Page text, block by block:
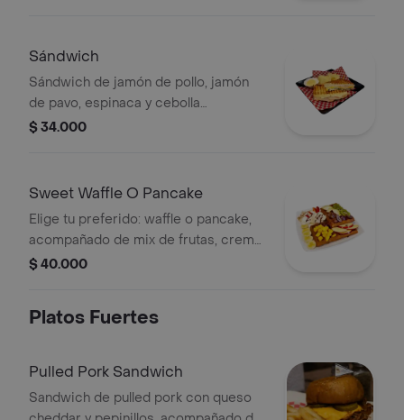
tus huevos en revueltos, fritos, over
pancakes con chips de chocolate y
arándanos o banano.
Sándwich
Sándwich de jamón de pollo, jamón
de pavo, espinaca y cebolla
caramelizada, acompañado de papas
$ 34.000
Sweet Waffle O Pancake
Elige tu preferido: waffle o pancake,
acompañado de mix de frutas, crema
chantilly, salsa de chocolate y helado
$ 40.000
Platos Fuertes
Pulled Pork Sandwich
Sandwich de pulled pork con queso